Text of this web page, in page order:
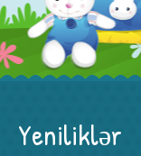
Yeniliklər